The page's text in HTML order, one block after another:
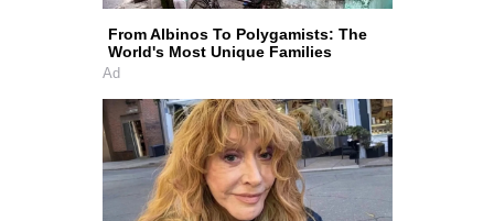
From Albinos To Polygamists: The
World's Most Unique Families
Ad